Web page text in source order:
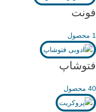
فونت
1 محصول
فتوشاپ
40 محصول